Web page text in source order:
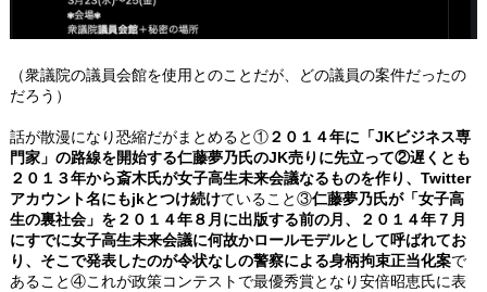
（衆議院の議員会館を使用とのことだが、どの議員の案件だったの
だろう）
話が散漫になり恐縮だがまとめると①２０１４年に「JKビジネス専
門家」の路線を開始する仁藤夢乃氏のJK売りに先立って②遅くとも
２０１３年から斎木氏が女子高生未来会議なるものを作り、Twitter
アカウント名にもjkとつけ続けていること③仁藤夢乃氏が「女子高
生の裏社会」を２０１４年８月に出版する前の月、２０１４年７月
にすでに女子高生未来会議に何故かロールモデルとして呼ばれてお
り、そこで発表したのが令状なしの警察による身柄拘束正当化案で
あること④これが政策コンテストで最優秀賞となり安倍昭恵氏に表